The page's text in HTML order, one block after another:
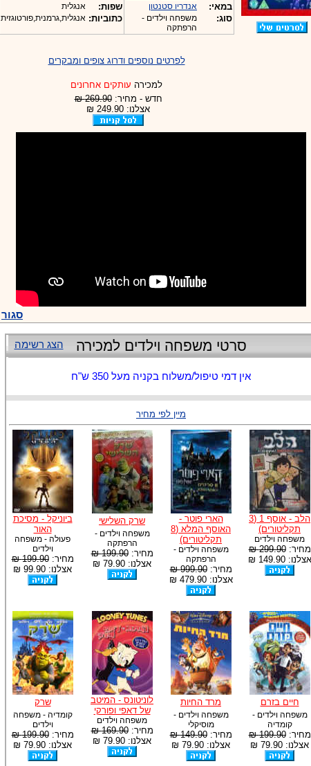
במאי: אנדריו סטנטון
סוג:
משפחה וילדים -
הרפתקה
שפות: אנגלית
כתוביות: אנגלית,גרמנית,פורטוגזית
לפרטים נוספים ודרוג צופים ומבקרים
למכירה עותקים אחרונים
חדש - מחיר:269.90 ₪
אצלנו: 249.90 ₪
סגור
הצג רשימה סרטי משפחה וילדים למכירה
אין דמי טיפול/משלוח בקניה מעל 350 ש"ח
מיין לפי מחיר
הלב - אוסף 1 (3
תקליטורים)
משפחה וילדים
מחיר:299.90 ₪
אצלנו: 149.90 ₪
הארי פוטר -
האוסף המלא (8
תקליטורים)
משפחה וילדים -
הרפתקה
מחיר:999.90 ₪
אצלנו: 479.90 ₪
שרק השלישי
משפחה וילדים -
הרפתקה
מחיר:199.90 ₪
אצלנו: 79.90 ₪
ביוניקל - מסיכת
האור
פעולה - משפחה
וילדים
מחיר:199.90 ₪
אצלנו: 99.90 ₪
חיים בזרם
משפחה וילדים -
קומדיה
מחיר:199.90 ₪
אצלנו: 79.90 ₪
מרד החיות
משפחה וילדים -
מוסיקלי
מחיר:149.90 ₪
אצלנו: 79.90 ₪
לוניטונס - המיטב
של דאפי ופורקי
משפחה וילדים
מחיר:169.90 ₪
אצלנו: 79.90 ₪
שרק
קומדיה - משפחה
וילדים
מחיר:199.90 ₪
אצלנו: 79.90 ₪